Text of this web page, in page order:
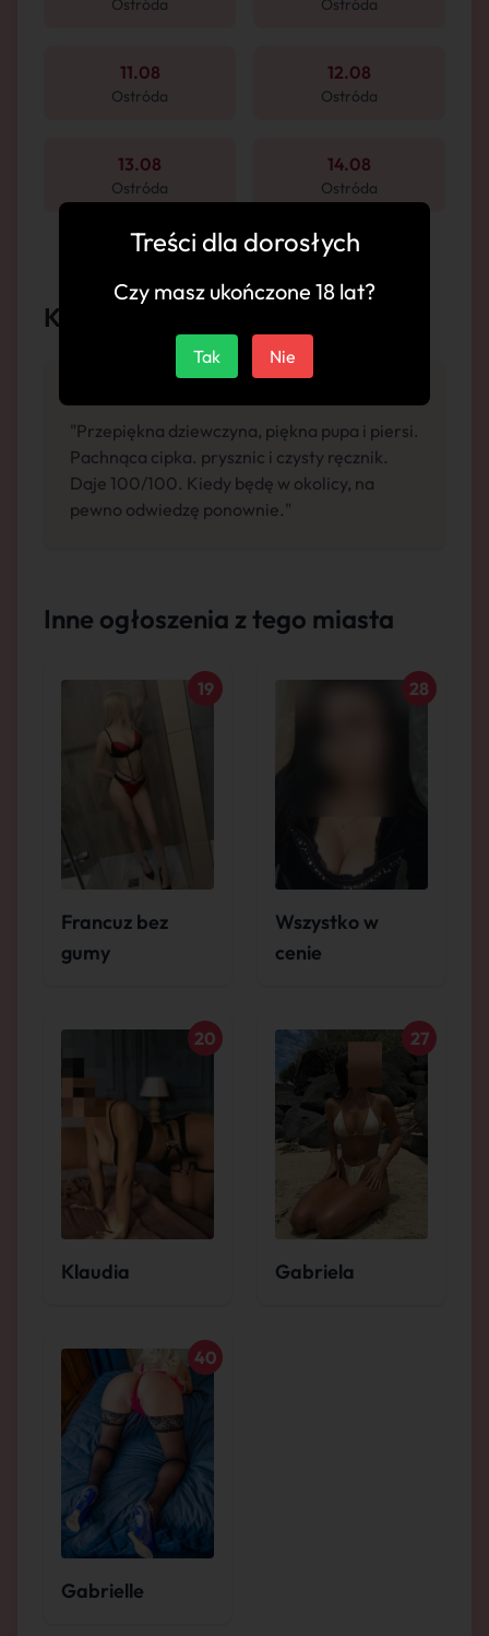
Ostróda Ostróda
11.08
Ostróda
12.08
Ostróda
13.08
Ostróda
14.08
Ostróda
Komentarze
"Przepiękna dziewczyna, piękna pupa i piersi.
Pachnąca cipka. prysznic i czysty ręcznik.
Daje 100/100. Kiedy będę w okolicy, na
pewno odwiedzę ponownie."
Inne ogłoszenia z tego miasta
Francuz bez
gumy
19
Wszystko w
cenie
28
Klaudia
20
Gabriela
27
Gabrielle
40
Treści dla dorosłych
Czy masz ukończone 18 lat?
Tak Nie